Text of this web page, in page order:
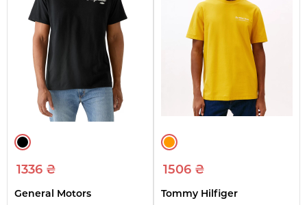
1336 ₴
General Motors
1506 ₴
Tommy Hilfiger